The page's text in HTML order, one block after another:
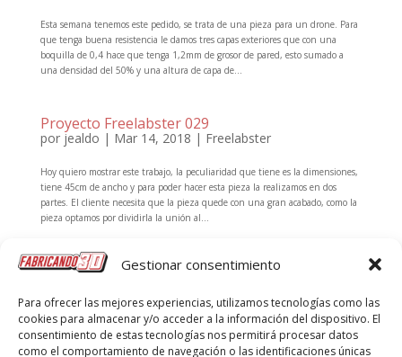
Gestionar consentimiento
Para ofrecer las mejores experiencias, utilizamos tecnologías como las
cookies para almacenar y/o acceder a la información del dispositivo. El
consentimiento de estas tecnologías nos permitirá procesar datos
como el comportamiento de navegación o las identificaciones únicas
Esta semana tenemos este pedido, se trata de una pieza para un drone. Para
que tenga buena resistencia le damos tres capas exteriores que con una
boquilla de 0,4 hace que tenga 1,2mm de grosor de pared, esto sumado a
una densidad del 50% y una altura de capa de...
Proyecto Freelabster 029
por jealdo | Mar 14, 2018 | Freelabster
Hoy quiero mostrar este trabajo, la peculiaridad que tiene es la dimensiones,
tiene 45cm de ancho y para poder hacer esta pieza la realizamos en dos
partes. El cliente necesita que la pieza quede con una gran acabado, como la
pieza optamos por dividirla la unión al...
Proyecto Freelabster 027
Hoy os traigo un proyecto de freelaabster que como podéis ver es una especie
de caja para una consola o algo similar (Ha siempre vista parece una game
gear) Para el embellecedor central el cliente pedía un tono lila y hemos